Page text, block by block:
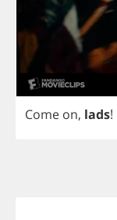
Come on, lads!